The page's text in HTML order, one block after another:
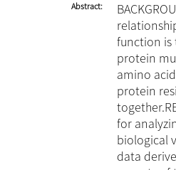
Abstract
function is
protein
amino
protein
for
biological
data